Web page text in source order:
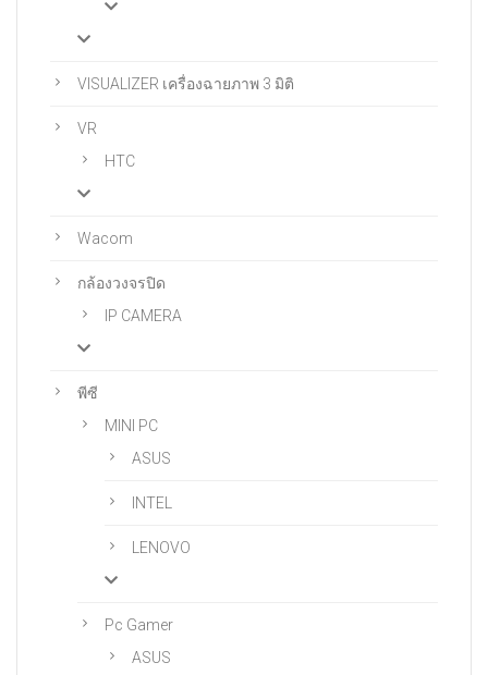
VISUALIZER เครื่องฉายภาพ 3 มิติ
VR
HTC
Wacom
กล้องวงจรปิด
IP CAMERA
พีซี
MINI PC
ASUS
INTEL
LENOVO
Pc Gamer
ASUS